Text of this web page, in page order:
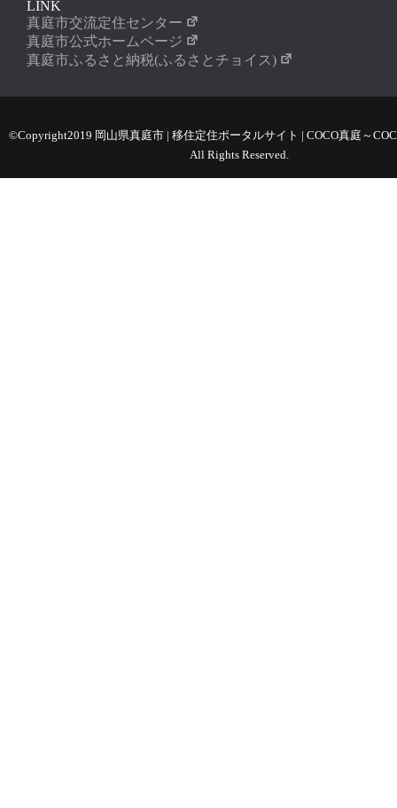
LINK
真庭市交流定住センター
真庭市公式ホームページ
真庭市ふるさと納税(ふるさとチョイス)
©Copyright2019 岡山県真庭市 | 移住定住ポータルサイト | COCO真庭～
All Rights Reserved.